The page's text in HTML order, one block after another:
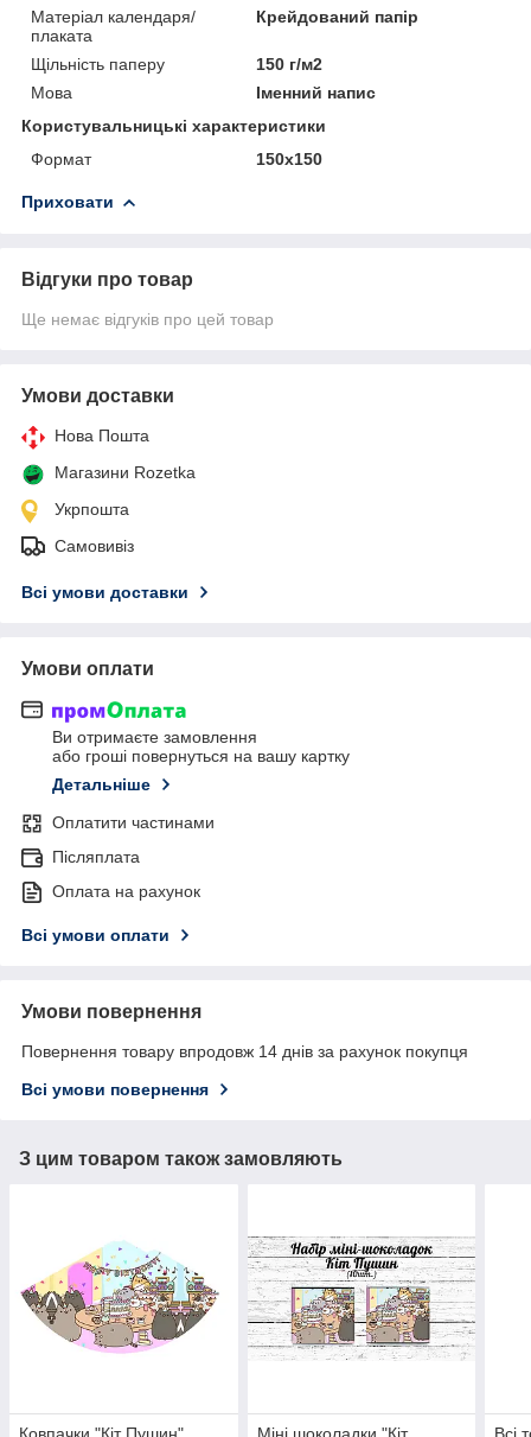
Матеріал календаря/
плаката
Крейдований папір
Щільність паперу
150 г/м2
Мова
Іменний напис
Користувальницькі характеристики
Формат
150х150
Приховати
Відгуки про товар
Ще немає відгуків про цей товар
Умови доставки
Нова Пошта
Магазини Rozetka
Укрпошта
Самовивіз
Всі умови доставки
Умови оплати
Ви отримаєте замовлення
або гроші повернуться на вашу картку
Детальніше
Оплатити частинами
Післяплата
Оплата на рахунок
Всі умови оплати
Умови повернення
Повернення товару впродовж 14 днів за рахунок покупця
Всі умови повернення
З цим товаром також замовляють